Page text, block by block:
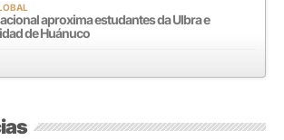
aproxima estudantes da Ulbra e
de Huánuco